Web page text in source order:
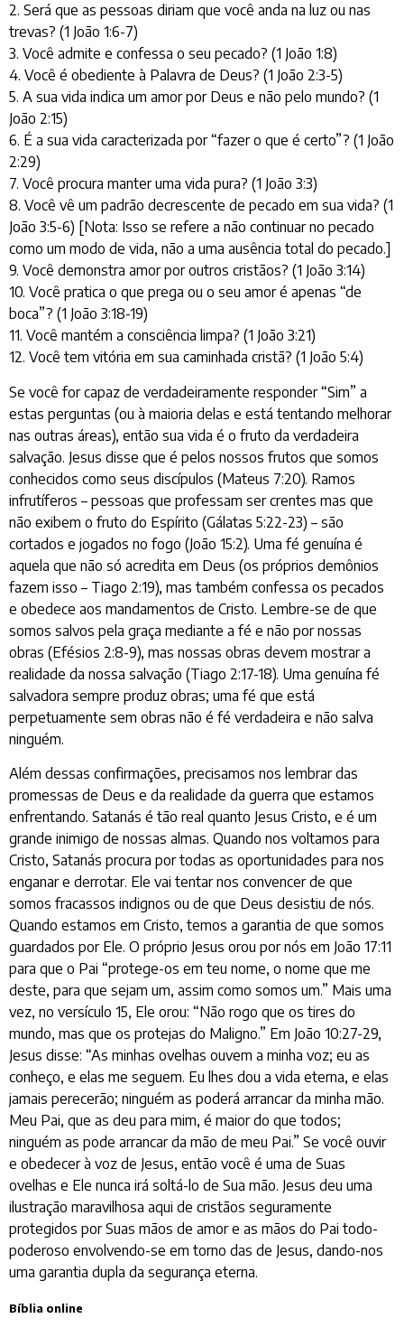
2. Será que as pessoas diriam que você anda na luz ou nas
trevas? (1 João 1:6-7)
3. Você admite e confessa o seu pecado? (1 João 1:8)
4. Você é obediente à Palavra de Deus? (1 João 2:3-5)
5. A sua vida indica um amor por Deus e não pelo mundo? (1
João 2:15)
6. É a sua vida caracterizada por “fazer o que é certo”? (1 João
2:29)
7. Você procura manter uma vida pura? (1 João 3:3)
8. Você vê um padrão decrescente de pecado em sua vida? (1
João 3:5-6) [Nota: Isso se refere a não continuar no pecado
como um modo de vida, não a uma ausência total do pecado.]
9. Você demonstra amor por outros cristãos? (1 João 3:14)
10. Você pratica o que prega ou o seu amor é apenas “de
boca”? (1 João 3:18-19)
11. Você mantém a consciência limpa? (1 João 3:21)
12. Você tem vitória em sua caminhada cristã? (1 João 5:4)
Se você for capaz de verdadeiramente responder “Sim” a
estas perguntas (ou à maioria delas e está tentando melhorar
nas outras áreas), então sua vida é o fruto da verdadeira
salvação. Jesus disse que é pelos nossos frutos que somos
conhecidos como seus discípulos (Mateus 7:20). Ramos
infrutíferos – pessoas que professam ser crentes mas que
não exibem o fruto do Espírito (Gálatas 5:22-23) – são
cortados e jogados no fogo (João 15:2). Uma fé genuína é
aquela que não só acredita em Deus (os próprios demônios
fazem isso – Tiago 2:19), mas também confessa os pecados
e obedece aos mandamentos de Cristo. Lembre-se de que
somos salvos pela graça mediante a fé e não por nossas
obras (Efésios 2:8-9), mas nossas obras devem mostrar a
realidade da nossa salvação (Tiago 2:17-18). Uma genuína fé
salvadora sempre produz obras; uma fé que está
perpetuamente sem obras não é fé verdadeira e não salva
ninguém.
Além dessas confirmações, precisamos nos lembrar das
promessas de Deus e da realidade da guerra que estamos
enfrentando. Satanás é tão real quanto Jesus Cristo, e é um
grande inimigo de nossas almas. Quando nos voltamos para
Cristo, Satanás procura por todas as oportunidades para nos
enganar e derrotar. Ele vai tentar nos convencer de que
somos fracassos indignos ou de que Deus desistiu de nós.
Quando estamos em Cristo, temos a garantia de que somos
guardados por Ele. O próprio Jesus orou por nós em João 17:11
para que o Pai “protege-os em teu nome, o nome que me
deste, para que sejam um, assim como somos um.” Mais uma
vez, no versículo 15, Ele orou: “Não rogo que os tires do
mundo, mas que os protejas do Maligno.” Em João 10:27-29,
Jesus disse: “As minhas ovelhas ouvem a minha voz; eu as
conheço, e elas me seguem. Eu lhes dou a vida eterna, e elas
jamais perecerão; ninguém as poderá arrancar da minha mão.
Meu Pai, que as deu para mim, é maior do que todos;
ninguém as pode arrancar da mão de meu Pai.” Se você ouvir
e obedecer à voz de Jesus, então você é uma de Suas
ovelhas e Ele nunca irá soltá-lo de Sua mão. Jesus deu uma
ilustração maravilhosa aqui de cristãos seguramente
protegidos por Suas mãos de amor e as mãos do Pai todo-
poderoso envolvendo-se em torno das de Jesus, dando-nos
uma garantia dupla da segurança eterna.
Bíblia online